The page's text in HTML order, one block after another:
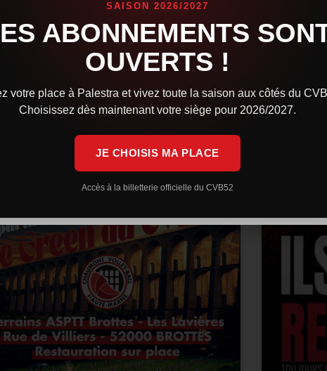
Lindqvist avec la Finlande a rendez-vous en finale
de l’European League, tandis que la République
et Martin Stetka sont sorti vainqueurs des
8 juillet 2026 9 h 59 min
L’équipe
Volleyball
Après
LIRE LA
SAISON 2026/2027
ABONNEMENTS
OUVERTS !
votre place à Palestra et vivez toute la saison aux côtés du
Choisissez dès maintenant votre siège pour 2026/2027.
JE CHOISIS MA PLACE
Accès à la billetterie officielle du CVB52